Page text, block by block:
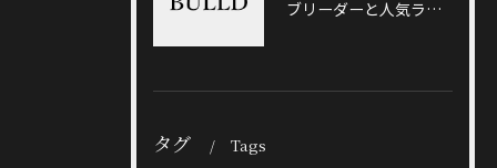
ブリーダーと人気ランキングで土岐市の選び方や信頼性を徹底解説
タグ Tags